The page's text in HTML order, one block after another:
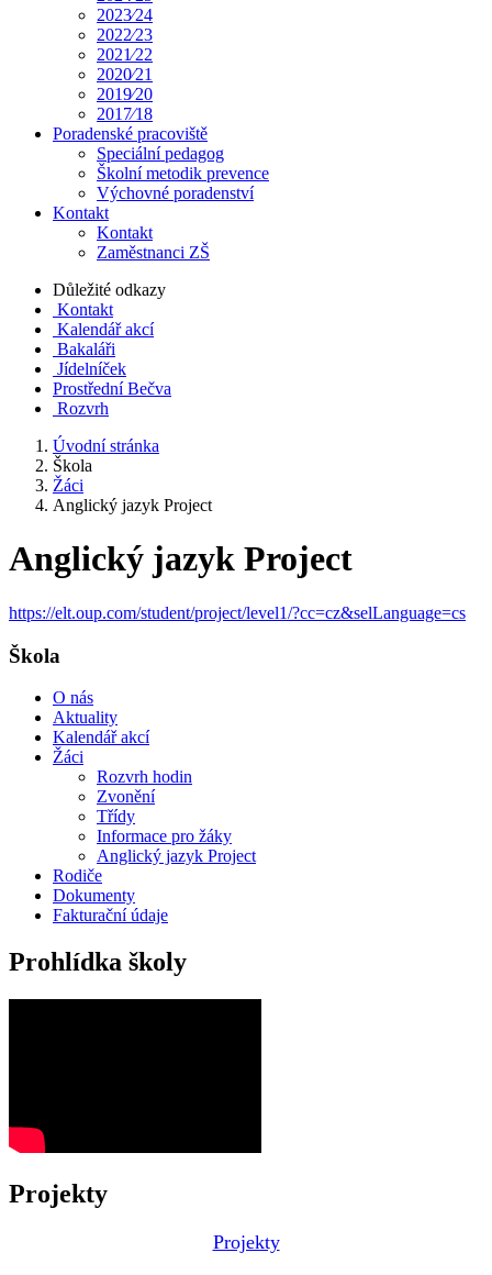
2023⁄24
2022⁄23
2021⁄22
2020⁄21
2019⁄20
2017⁄18
Poradenské pracoviště
Speciální pedagog
Školní metodik prevence
Výchovné poradenství
Kontakt
Kontakt
Zaměstnanci ZŠ
Důležité odkazy
Kontakt
Kalendář akcí
Bakaláři
Jídelníček
Prostřední Bečva
Rozvrh
Úvodní stránka
Škola
Žáci
Anglický jazyk Project
Anglický jazyk Project
https://elt.oup.com/student/project/level1/?cc=cz&selLanguage=cs
Škola
O nás
Aktuality
Kalendář akcí
Žáci
Rozvrh hodin
Zvonění
Třídy
Informace pro žáky
Anglický jazyk Project
Rodiče
Dokumenty
Fakturační údaje
Prohlídka školy
Projekty
Projekty